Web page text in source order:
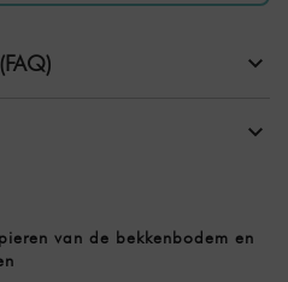
van de bekkenbodem en